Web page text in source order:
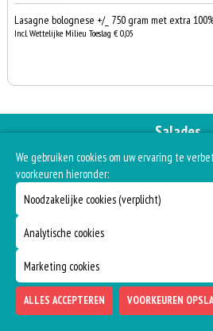
Lasagne bolognese +/_ 750 gram met extra
Incl. Wettelijke Milieu Toeslag € 0,05
Salades
MIXED SALADE
Sla, tomaat, komkommer, dressing, Turkse witte
Incl. Wettelijke Milieu Toeslag € 0,10
TUNA SALADE
€ 0,00
We gebruiken cookies om uw ervaring te
voorkeuren hieronder:
Noodzakelijke cookies (verplicht)
Analytische cookies
Marketing cookies
ALLES ACCEPTEREN VOORKEUREN